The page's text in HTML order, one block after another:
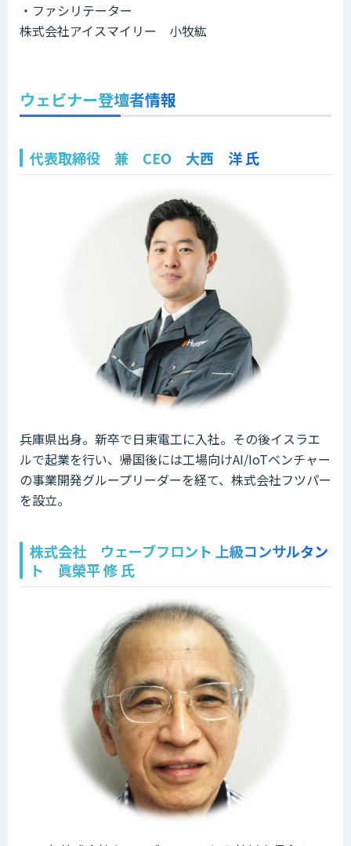
・ファシリテーター
株式会社アイスマイリー 小牧紘
ウェビナー登壇者情報
代表取締役 兼 CEO 大西 洋 氏
兵庫県出身。新卒で日東電工に入社。その後イスラエ
ルで起業を行い、帰国後には工場向けAI/IoTベンチャー
の事業開発グループリーダーを経て、株式会社フツパー
を設立。
株式会社 ウェーブフロント 上級コンサルタン
ト 眞榮平 修 氏